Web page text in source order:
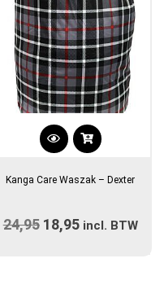
Kanga Care Waszak – Dexter
24,95 Oorspronkelijke
18,95Huidige
incl. BTW